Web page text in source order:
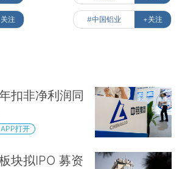
注 #中国铝业 +关注
扣非净利润同
APP打开
块拟IPO 募资